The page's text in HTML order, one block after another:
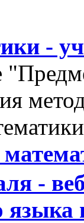
-
-